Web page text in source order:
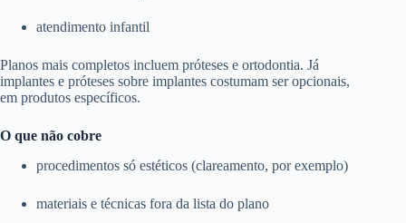
atendimento infantil
Planos mais completos incluem próteses e ortodontia. Já
implantes e próteses sobre implantes costumam ser opcionais,
em produtos específicos.
O que não cobre
procedimentos só estéticos (clareamento, por exemplo)
materiais e técnicas fora da lista do plano